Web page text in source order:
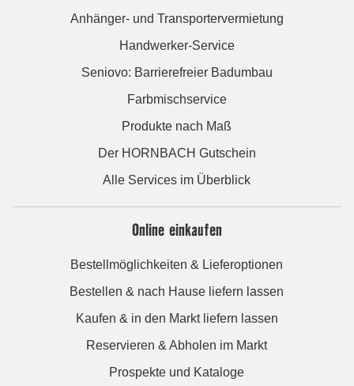
Anhänger- und Transportervermietung
Handwerker-Service
Seniovo: Barrierefreier Badumbau
Farbmischservice
Produkte nach Maß
Der HORNBACH Gutschein
Alle Services im Überblick
Online einkaufen
Bestellmöglichkeiten & Lieferoptionen
Bestellen & nach Hause liefern lassen
Kaufen & in den Markt liefern lassen
Reservieren & Abholen im Markt
Prospekte und Kataloge